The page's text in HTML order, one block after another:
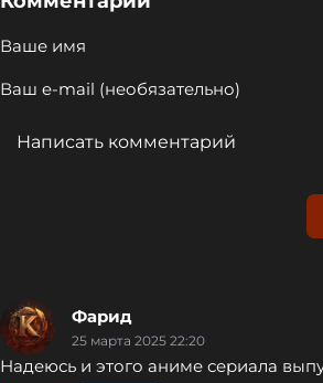
Фарид
25 марта 2025 22:20
Надеюсь и этого аниме сериала